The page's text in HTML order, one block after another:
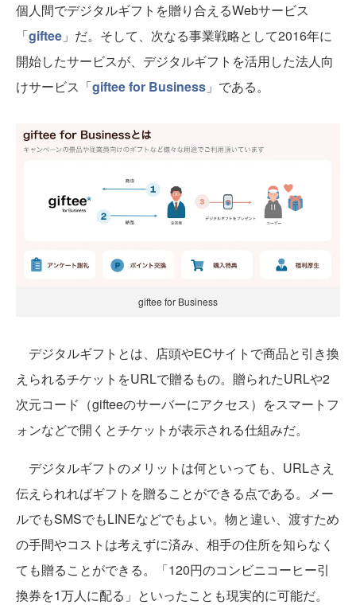
個人間でデジタルギフトを贈り合えるWebサービス
「giftee 」だ。そして、次なる事業戦略として2016年に
開始したサービスが、デジタルギフトを活用した法人向
けサービス「giftee for Business 」である。
giftee for Business
デジタルギフトとは、店頭やECサイトで商品と引き換
えられるチケットをURLで贈るもの。贈られたURLや2
次元コード（gifteeのサーバーにアクセス）をスマートフ
ォンなどで開くとチケットが表示される仕組みだ。
デジタルギフトのメリットは何といっても、URLさえ
伝えられればギフトを贈ることができる点である。メー
ルでもSMSでもLINEなどでもよい。物と違い、渡すため
の手間やコストは考えずに済み、相手の住所を知らなく
ても贈ることができる。「120円のコンビニコーヒー引
換券を1万人に配る」といったことも現実的に可能だ。